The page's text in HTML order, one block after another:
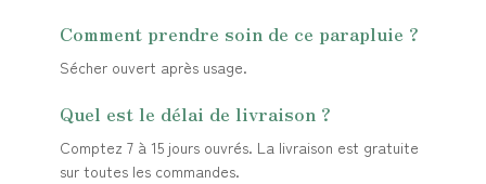
Comment prendre soin de ce parapluie ?
Sécher ouvert après usage.
Quel est le délai de livraison ?
Comptez 7 à 15 jours ouvrés. La livraison est gratuite
sur toutes les commandes.